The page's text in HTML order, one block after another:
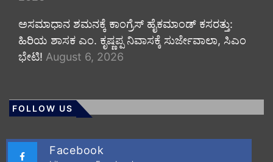
ಅಸಮಾಧಾನ ಶಮನಕ್ಕೆ ಕಾಂಗ್ರೆಸ್ ಹೈಕಮಾಂಡ್ ಕಸರತ್ತು:
ಹಿರಿಯ ಶಾಸಕ ಎಂ. ಕೃಷ್ಣಪ್ಪ ನಿವಾಸಕ್ಕೆ ಸುರ್ಜೇವಾಲಾ, ಸಿಎಂ
ಭೇಟಿ! August 6, 2026
FOLLOW US
Facebook